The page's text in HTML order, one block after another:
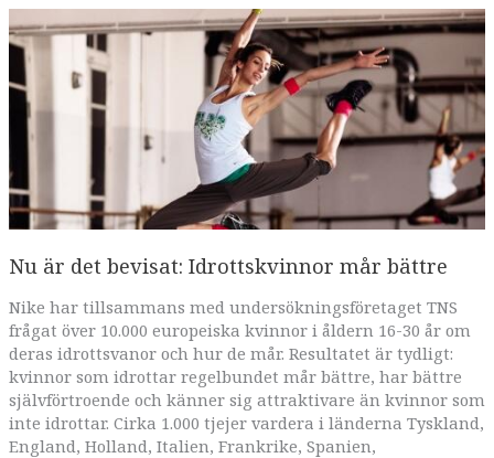
Nu är det bevisat: Idrottskvinnor mår bättre
Nike har tillsammans med undersökningsföretaget TNS
frågat över 10.000 europeiska kvinnor i åldern 16-30 år om
deras idrottsvanor och hur de mår. Resultatet är tydligt:
kvinnor som idrottar regelbundet mår bättre, har bättre
självförtroende och känner sig attraktivare än kvinnor som
inte idrottar. Cirka 1.000 tjejer vardera i länderna Tyskland,
England, Holland, Italien, Frankrike, Spanien,